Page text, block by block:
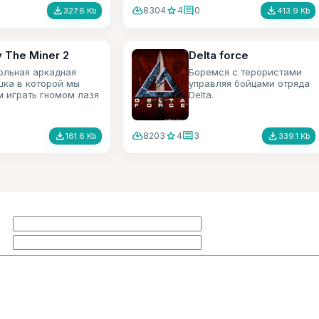
file_download 327.6 Kb cloud_download8304 star 4comment0 file_download 413.9 Kb
The Miner 2
аркадная
в которой мы
играть гномом лазя
file_download161.6 Kb
Delta force
Боремся с терористами
управляя бойцами отряда
Delta.
cloud_download8203 star 4comment3 file_download 339.1 Kb